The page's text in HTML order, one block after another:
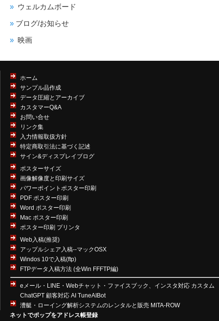
ウェルカムボード
ブログ/お知らせ
映画
ホーム
サンプル品作成
データ圧縮とアーカイブ
カスタマーQ&A
お問い合せ
リンク集
入力情報取扱方針
特定商取引法に基づく記述
サイン&ディスプレイブログ
ポスターサイズ
画像解像度と印刷サイズ
パワーポイントポスター印刷
PDF ポスター印刷
Word ポスター印刷
Mac ポスター印刷
ポスター印刷 プリンタ
Web入稿(推奨)
アップルシェア入稿--マックOSX
Windos 10で入稿(ftp)
FTPデータ入稿方法 (全Win FFFTP編)
eメール・LINE・Webチャット・ファイスブック、インスタ対応 カスタム
ChatGPT 顧客対応 AI TuneAIBot
漕艇・ローイング解析システムのレンタルと販売 MITA-ROW
ネットでポップをアドレス帳登録